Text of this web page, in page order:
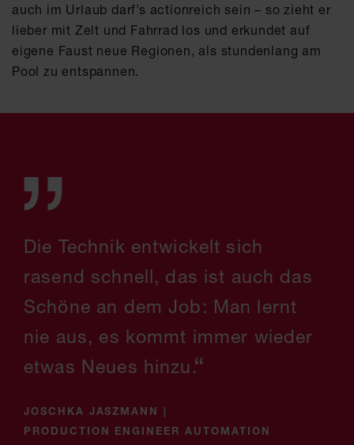
auch im Urlaub darf’s actionreich sein – so zieht er
lieber mit Zelt und Fahrrad los und erkundet auf
eigene Faust neue Regionen, als stundenlang am
Pool zu entspannen.
Die Technik entwickelt sich
rasend schnell, das ist auch das
Schöne an dem Job: Man lernt
nie aus, es kommt immer wieder
etwas Neues hinzu.
JOSCHKA JASZMANN |
PRODUCTION ENGINEER AUTOMATION